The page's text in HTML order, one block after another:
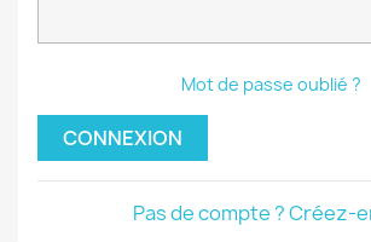
Mot de passe oublié ?
CONNEXION
Pas de compte ? Créez-